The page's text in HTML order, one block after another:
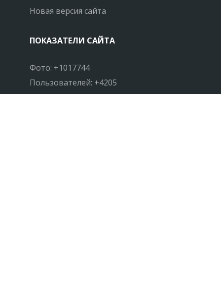
Новая версия сайта
ПОКАЗАТЕЛИ САЙТА
Фото: +1017744
Пользователей: +4205
Посещаемость: + 77000/мес